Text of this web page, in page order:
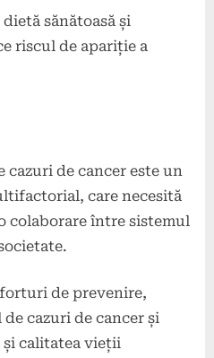
dietă sănătoasă și
riscul de apariție a
cazuri de cancer este un
care necesită
colaborare între sistemul
de prevenire,
cazuri de cancer și
calitatea vieții